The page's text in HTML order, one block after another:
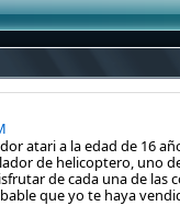
atari a la edad de 16
de helicoptero, uno
de cada una de las
que yo te haya